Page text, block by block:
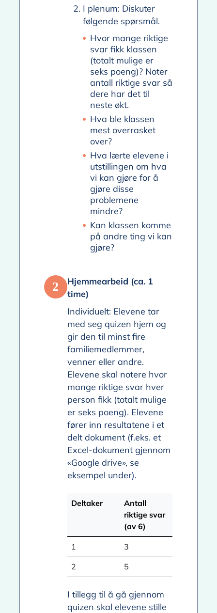
I plenum: Diskuter
følgende spørsmål.
Hvor mange riktige
svar fikk klassen
(totalt mulige er
seks poeng)? Noter
antall riktige svar så
dere har det til
neste økt.
Hva ble klassen
mest overrasket
over?
Hva lærte elevene i
utstillingen om hva
vi kan gjøre for å
gjøre disse
problemene
mindre?
Kan klassen komme
på andre ting vi kan
gjøre?
2
Hjemmearbeid (ca. 1
time)
Individuelt: Elevene tar
med seg quizen hjem og
gir den til minst fire
familiemedlemmer,
venner eller andre.
Elevene skal notere hvor
mange riktige svar hver
person fikk (totalt mulige
er seks poeng). Elevene
fører inn resultatene i et
delt dokument (f.eks. et
Excel-dokument gjennom
«Google drive», se
eksempel under).
Deltaker
Antall
riktige svar
(av 6)
1 3
2 5
I tillegg til å gå gjennom
quizen skal elevene stille